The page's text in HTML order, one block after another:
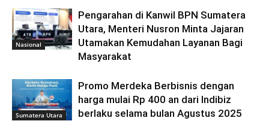
Nasional
Pengarahan di Kanwil BPN Sumatera
Utara, Menteri Nusron Minta Jajaran
Utamakan Kemudahan Layanan Bagi
Masyarakat
Sumatera Utara
Promo Merdeka Berbisnis dengan
harga mulai Rp 400 an dari Indibiz
berlaku selama bulan Agustus 2025